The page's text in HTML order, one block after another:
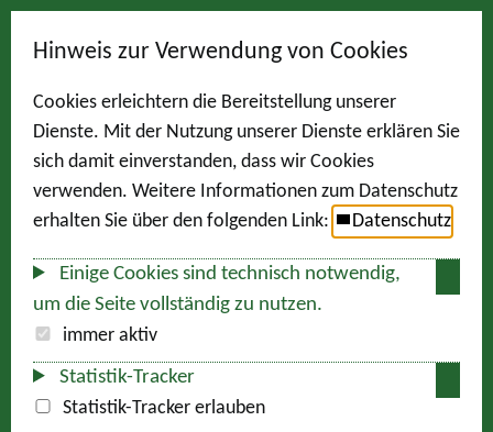
Hinweis zur Verwendung von Cookies
Cookies erleichtern die Bereitstellung unserer
Dienste. Mit der Nutzung unserer Dienste erklären Sie
sich damit einverstanden, dass wir Cookies
verwenden. Weitere Informationen zum Datenschutz
erhalten Sie über den folgenden Link:
Datenschutz
Einige Cookies sind technisch notwendig,
um die Seite vollständig zu nutzen.
immer aktiv
Statistik-Tracker
Statistik-Tracker erlauben